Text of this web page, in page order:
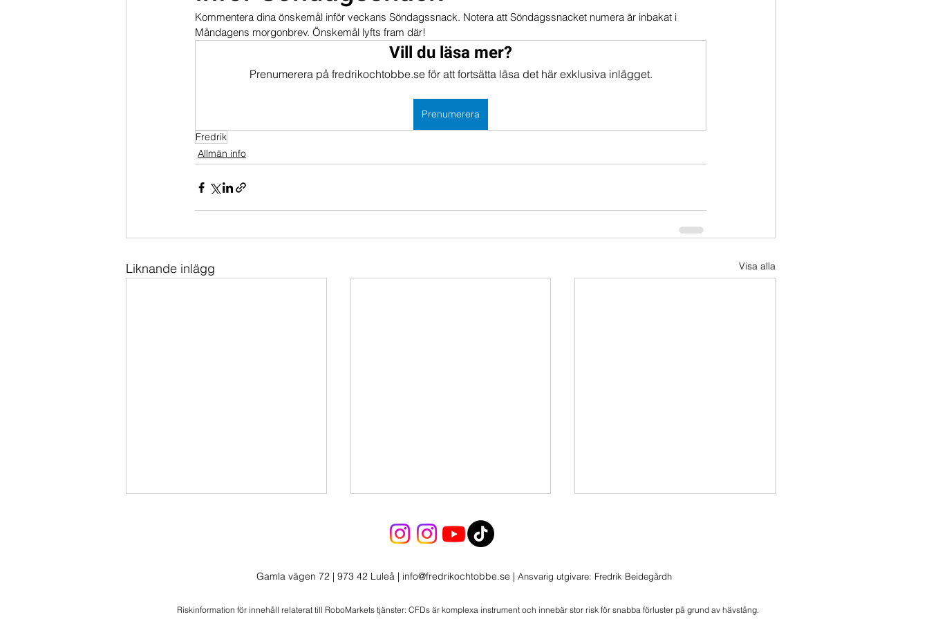
Dippköparportföljen Momentumportföljen Portföljer
Kommentera dina önskemål inför veckans Söndagssnack. Notera att Söndagssnacket numera är inbakat i
Måndagens morgonbrev. Önskemål lyfts fram där!
Vill du läsa mer?
Prenumerera på fredrikochtobbe.se för att fortsätta läsa det här exklusiva inlägget.
Prenumerera
Fredrik
Allmän info
Liknande inlägg Visa alla
hoppas ni alla har haft en trevlig
ny börsvecka 😁
Inför Söndagssnacket
Kommentera dina önskemål till
fin helg allihopa 🍻😄
hoppas ni alla har en trevlig helg!
Gamla vägen 72 | 973 42 Luleå | info@fredrikochtobbe.se | Ansvarig utgivare: Fredrik Beidegårdh
Riskinformation för innehåll relaterat till RoboMarkets tjänster: CFDs är komplexa instrument och innebär stor risk för snabba förluster på grund av hävstång.